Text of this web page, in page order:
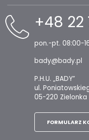
+48 22
pon.-pt. 08:00-
bady@bady.pl
P.H.U. „BADY”
ul.
05-220 Zielonka
FORMULARZ